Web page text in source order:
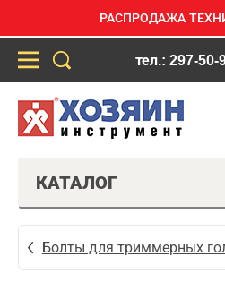
РАСПРОДАЖА
тел.: 297-50-
КАТАЛОГ
Болты для триммерных